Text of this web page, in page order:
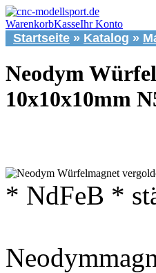
WarenkorbKasseIhr Konto
Startseite » Katalog »
Neodym
10x10x10mm
* NdFeB *